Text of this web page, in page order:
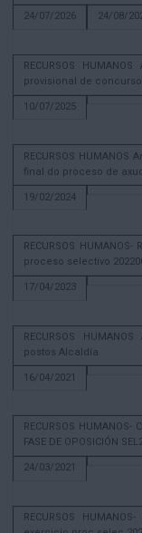
24/07/2026
24/08/
RECURSOS
provisional de
10/07/2025
RECURSOS
final do proceso de
19/02/2024
RECURSOS
proceso selectivo
17/04/2023
RECURSOS
postos Alcaldía
16/04/2021
RECURSOS HUMANOS-
FASE DE OPOSICIÓN
24/03/2021
RECURSOS